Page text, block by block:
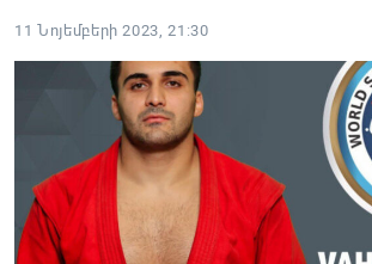
11 Նոյեմբերի 2023, 21:30